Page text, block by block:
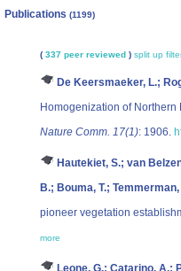
Publications (1199)
( 337 peer reviewed ) split up
De Keersmaeker, L.;
Homogenization of
Nature Comm. 17(1): 1906.
Hautekiet, S.; van
B.; Bouma, T.; Temmerman,
pioneer vegetation
more